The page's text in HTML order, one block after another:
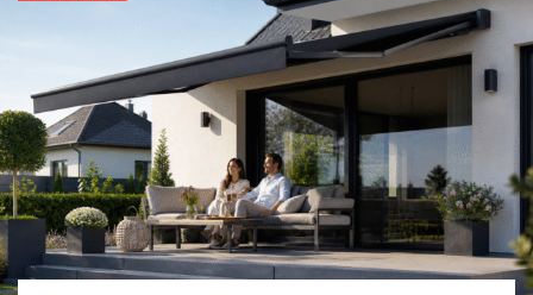
technologiom można je stosować […]